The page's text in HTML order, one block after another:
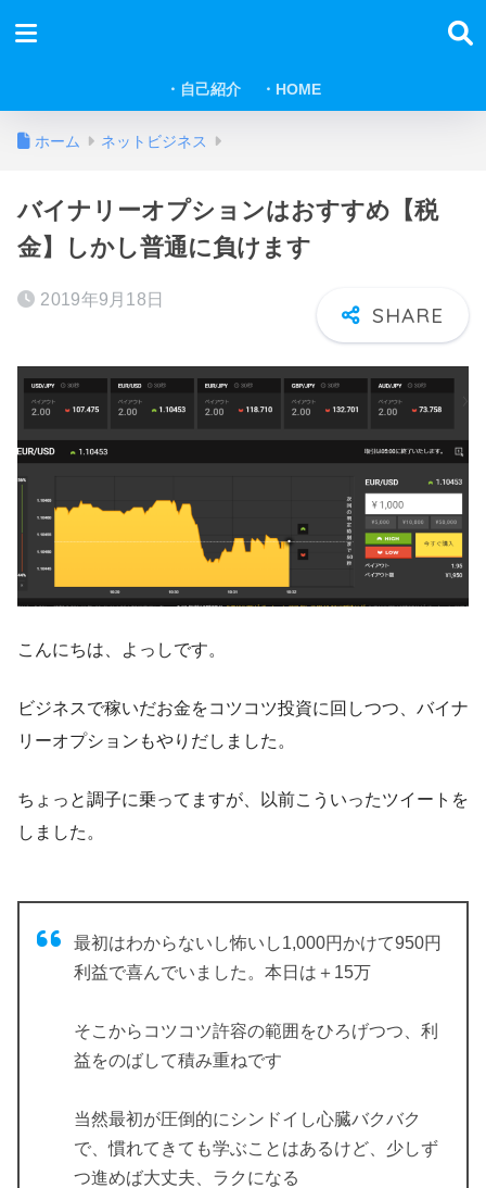
・自己紹介 ・HOME
ホーム ネットビジネス
バイナリーオプションはおすすめ【税
金】しかし普通に負けます
2019年9月18日
こんにちは、よっしです。
ビジネスで稼いだお金をコツコツ投資に回しつつ、バイナ
リーオプションもやりだしました。
ちょっと調子に乗ってますが、以前こういったツイートを
しました。
最初はわからないし怖いし1,000円かけて950円
利益で喜んでいました。本日は＋15万
そこからコツコツ許容の範囲をひろげつつ、利
益をのばして積み重ねです
当然最初が圧倒的にシンドイし心臓バクバク
で、慣れてきても学ぶことはあるけど、少しず
つ進めば大丈夫、ラクになる